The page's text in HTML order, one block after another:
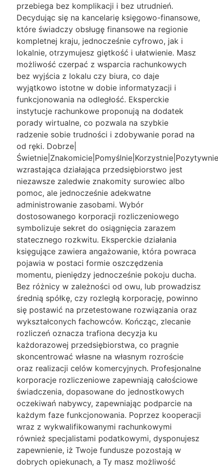
przebiega bez komplikacji i bez utrudnień.
Decydując się na kancelarię księgowo-finansowe,
które świadczy obsługę finansowe na regionie
kompletnej kraju, jednocześnie cyfrowo, jak i
lokalnie, otrzymujesz giętkość i ułatwienie. Masz
możliwość czerpać z wsparcia rachunkowych
bez wyjścia z lokalu czy biura, co daje
wyjątkowo istotne w dobie informatyzacji i
funkcjonowania na odległość. Eksperckie
instytucje rachunkowe proponują na dodatek
porady wirtualne, co pozwala na szybkie
radzenie sobie trudności i zdobywanie porad na
od ręki. Dobrze|
wzrastająca działająca przedsiębiorstwo jest
niezawsze zaledwie znakomity surowiec albo
pomoc, ale jednocześnie adekwatne
administrowanie zasobami. Wybór
dostosowanego korporacji rozliczeniowego
symbolizuje sekret do osiągnięcia zarazem
statecznego rozkwitu. Eksperckie działania
księgujące zawiera angażowanie, która powraca
pojawia w postaci formie oszczędzenia
momentu, pieniędzy jednocześnie pokoju ducha.
Bez różnicy w zależności od owu, lub prowadzisz
średnią spółkę, czy rozległą korporację, powinno
się postawić na przetestowane rozwiązania oraz
wykształconych fachowców. Kończąc, zlecanie
rozliczeń oznacza trafiona decyzja ku
każdorazowej przedsiębiorstwa, co pragnie
skoncentrować własne na własnym rozroście
oraz realizacji celów komercyjnych. Profesjonalne
korporacje rozliczeniowe zapewniają całościowe
świadczenia, dopasowane do jednostkowych
oczekiwań nabywcy, zapewniając podparcie na
każdym faze funkcjonowania. Poprzez kooperacji
wraz z wykwalifikowanymi rachunkowymi
również specjalistami podatkowymi, dysponujesz
zapewnienie, iż Twoje fundusze pozostają w
dobrych opiekunach, a Ty masz możliwość